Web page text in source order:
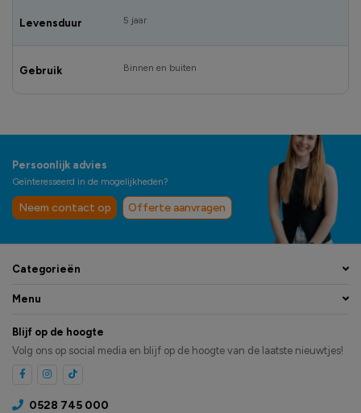
Levensduur 5 jaar
Gebruik Binnen en buiten
Persoonlijk advies
Geïnteresseerd in de mogelijkheden?
Neem contact op Offerte aanvragen
Categorieën
Menu
Blijf op de hoogte
Volg ons op social media en blijf op de hoogte van de laatste nieuwtjes!
0528 745 000